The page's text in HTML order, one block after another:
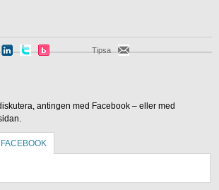
Tipsa
antingen med Facebook – eller med